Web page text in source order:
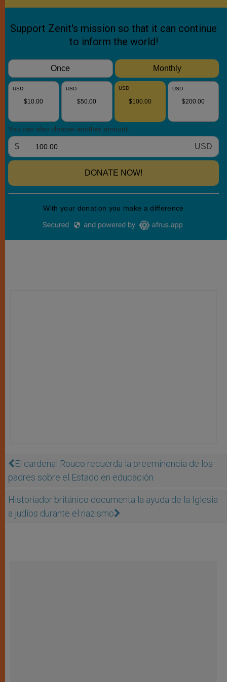
El cardenal Rouco recuerda la preeminencia de los
padres sobre el Estado en educación
Historiador británico documenta la ayuda de la Iglesia
a judíos durante el nazismo